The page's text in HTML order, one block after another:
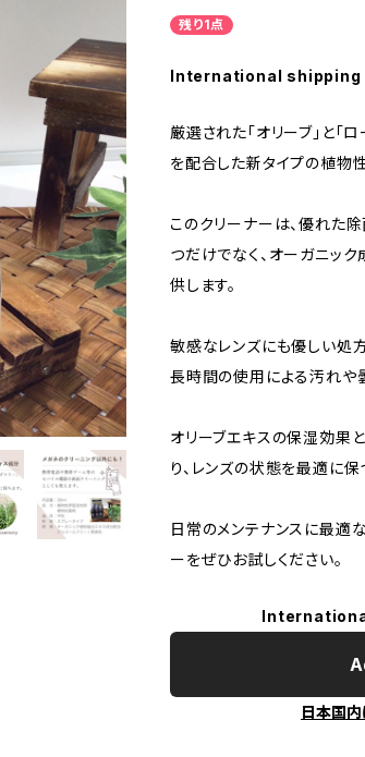
残り1点
International shipping
厳選された「オリーブ」と「
を配合した新タイプの植物
このクリーナーは、優れた
つだけでなく、オーガニッ
供します。
敏感なレンズにも優しい処
長時間の使用による汚れや
オリーブエキスの保湿効果
り、レンズの状態を最適に保
日常のメンテナンスに最適
ーをぜひお試しください。
日本国